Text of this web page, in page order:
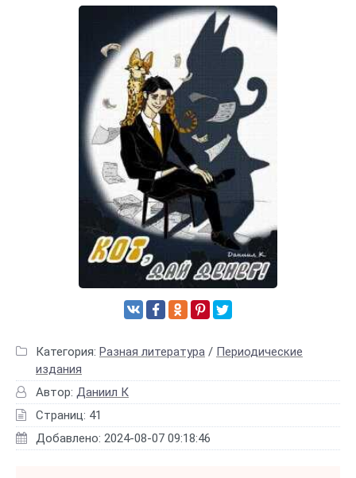
Категория: Разная литература / Периодические
издания
Автор: Даниил К
Страниц: 41
Добавлено: 2024-08-07 09:18:46